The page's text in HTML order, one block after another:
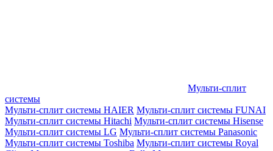
Мульти-сплит
системы
Мульти-сплит системы HAIER Мульти-сплит системы FUNAI
Мульти-сплит системы Hitachi Мульти-сплит системы Hisense
Мульти-сплит системы LG Мульти-сплит системы Panasonic
Мульти-сплит системы Toshiba Мульти-сплит системы Royal